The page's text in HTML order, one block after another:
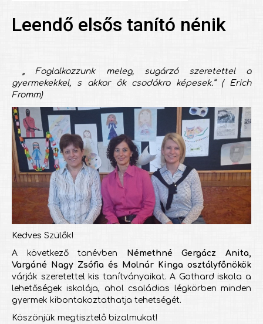
Leendő elsős tanító nénik
„ Foglalkozzunk meleg, sugárzó szeretettel a
gyermekekkel, s akkor ők csodákra képesek.” ( Erich
Fromm)
Kedves Szülők!
A következő tanévben Némethné Gergácz Anita,
Vargáné Nagy Zsófia és Molnár Kinga osztályfőnökök
várják szeretettel kis tanítványaikat. A Gothard iskola a
lehetőségek iskolája, ahol családias légkörben minden
gyermek kibontakoztathatja tehetségét.
Köszönjük megtisztelő bizalmukat!